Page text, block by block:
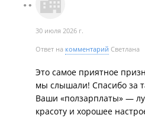
30 июля 2026 г.
Ответ на комментарий Светлана
Это самое приятное
мы слышали! Спасибо за
Ваши «ползарплаты» —
красоту и хорошее